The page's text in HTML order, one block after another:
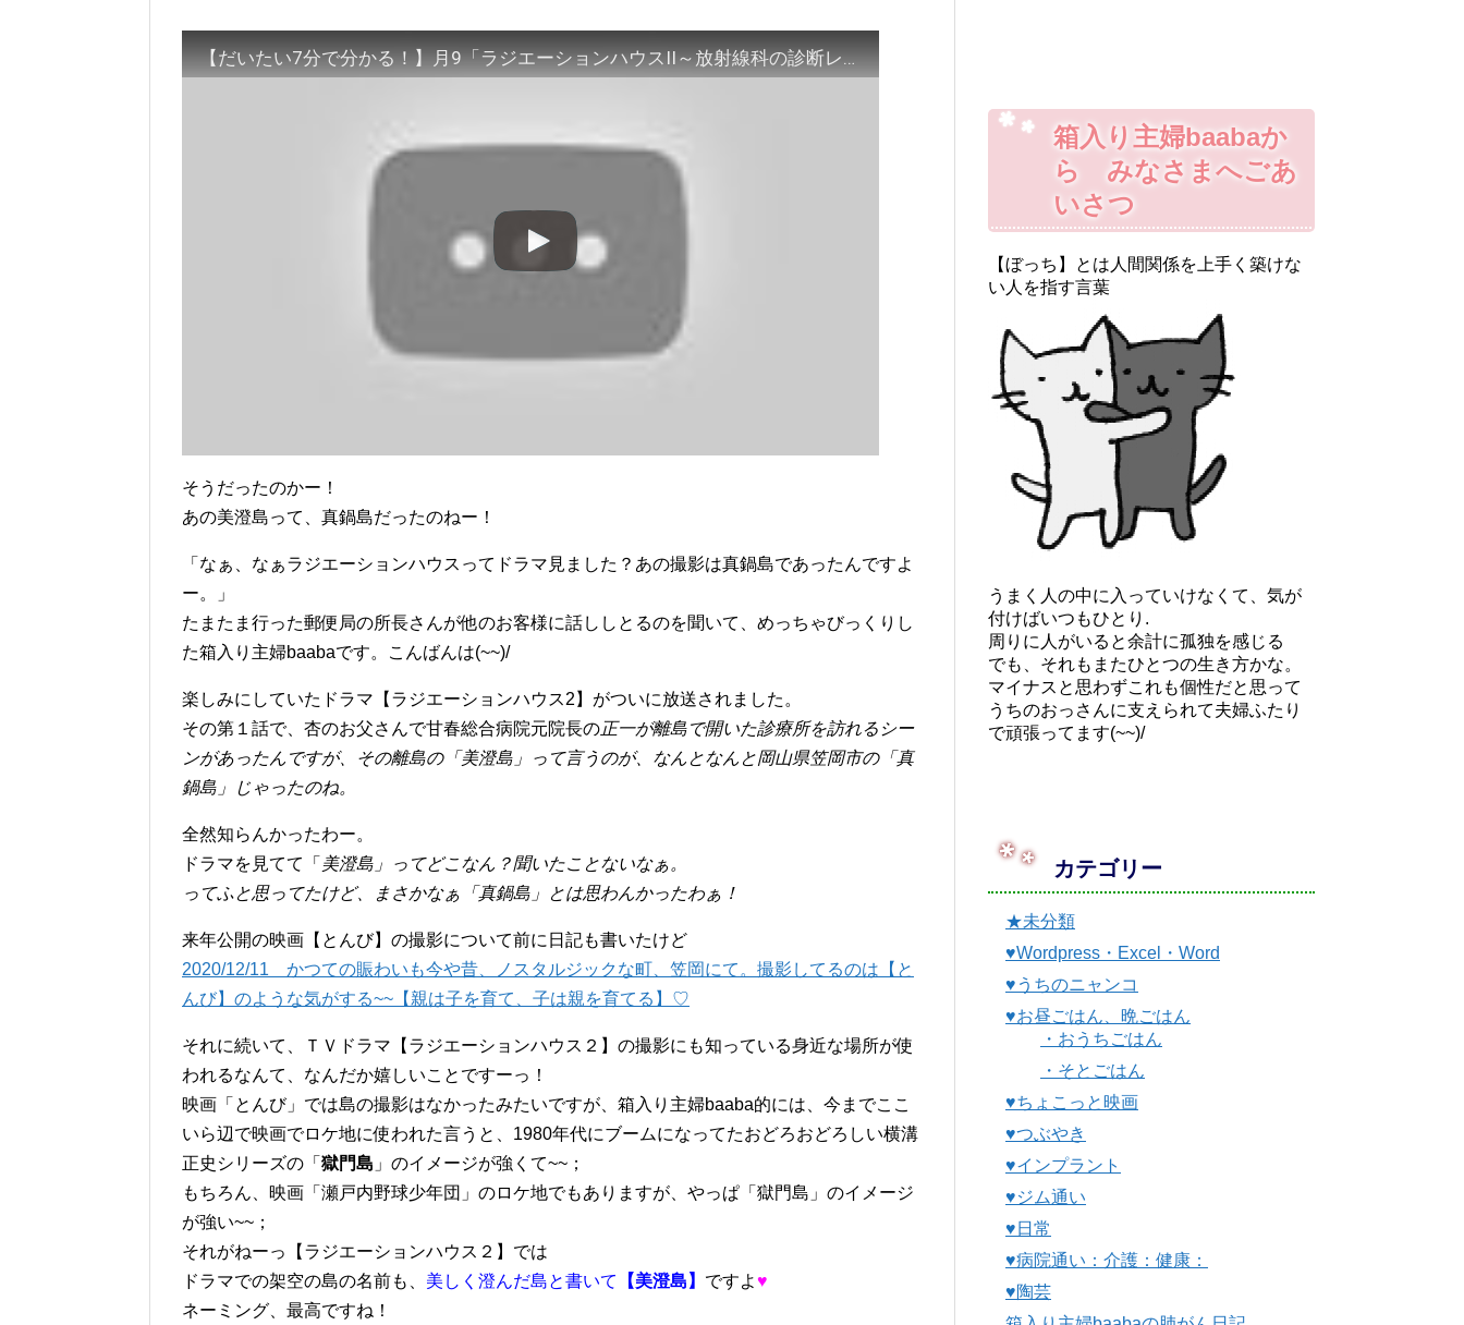
【だいたい7分で分かる！】月9「ラジエーションハウスII～放射線科の診断レポート～」第1話
そうだったのかー！
あの美澄島って、真鍋島だったのねー！
「なぁ、なぁラジエーションハウスってドラマ見ました？あの撮影は真鍋島であったんですよ
ー。」
たまたま行った郵便局の所長さんが他のお客様に話ししとるのを聞いて、めっちゃびっくりし
た箱入り主婦baabaです。こんばんは(~~)/
楽しみにしていたドラマ【ラジエーションハウス2】がついに放送されました。
その第１話で、杏のお父さんで甘春総合病院元院長の正一が離島で開いた診療所を訪れるシー
ンがあったんですが、その離島の「美澄島」って言うのが、なんとなんと岡山県笠岡市の「真
鍋島」じゃったのね。
全然知らんかったわー。
ドラマを見てて「 美澄島」ってどこなん？聞いたことないなぁ。
ってふと思ってたけど、まさかなぁ「真鍋島」とは思わんかったわぁ！
来年公開の映画【とんび】の撮影について前に日記も書いたけど
2020/12/11 かつての賑わいも今や昔、ノスタルジックな町、笠岡にて。撮影してるのは【と
んび】のような気がする~~【親は子を育て、子は親を育てる】♡
それに続いて、ＴＶドラマ【ラジエーションハウス２】の撮影にも知っている身近な場所が使
われるなんて、なんだか嬉しいことですーっ！
映画「とんび」では島の撮影はなかったみたいですが、箱入り主婦baaba的には、今までここ
いら辺で映画でロケ地に使われた言うと、1980年代にブームになってたおどろおどろしい横溝
正史シリーズの「 獄門島 」のイメージが強くて~~；
もちろん、映画「瀬戸内野球少年団」のロケ地でもありますが、やっぱ「獄門島」のイメージ
が強い~~；
それがねーっ【ラジエーションハウス２】では
ドラマでの架空の島の名前も、 美しく澄んだ島と書いて 【美澄島】 ですよ♥
ネーミング、最高ですね！
箱入り主婦baabaか
ら みなさまへごあ
いさつ
【ぼっち】とは人間関係を上手く築けな
い人を指す言葉
うまく人の中に入っていけなくて、気が
付けばいつもひとり.
周りに人がいると余計に孤独を感じる
でも、それもまたひとつの生き方かな。
マイナスと思わずこれも個性だと思って
うちのおっさんに支えられて夫婦ふたり
で頑張ってます(~~)/
カテゴリー
★未分類
♥Wordpress・Excel・Word
♥うちのニャンコ
♥お昼ごはん、晩ごはん
・おうちごはん
・そとごはん
♥ちょこっと映画
♥つぶやき
♥インプラント
♥ジム通い
♥日常
♥病院通い：介護：健康：
♥陶芸